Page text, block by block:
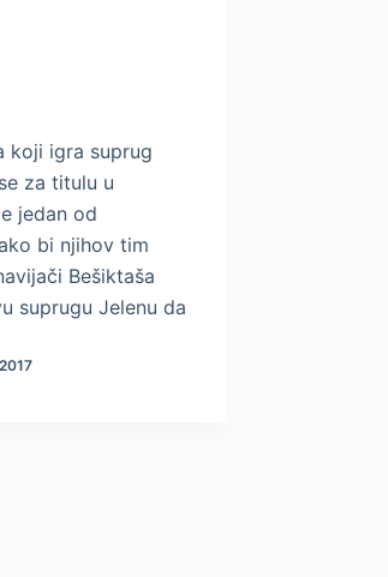
koji igra suprug
za titulu u
jedan od
bi njihov tim
Bešiktaša
suprugu Jelenu da